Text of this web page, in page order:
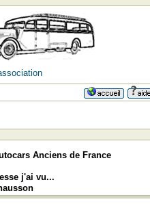
Anciens de France
j'ai vu...